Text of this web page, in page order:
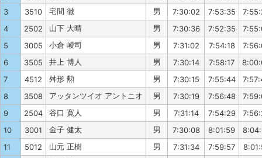
3
3510 宅間 徹 男 7:30:02 7:53:35
4
2502 山下 大晴 男 7:30:36 7:52:35
5
3005 小倉 崚司 男 7:31:02 7:54:18
6
3505 井上 博人 男 7:30:14 7:58:17
7
4512 舛形 勲 男 7:30:15 7:55:44
8
3508 アッタンツイオ アントニオ 男 7:30:19 7:56:48
9
2504 谷口 寛人 男 7:31:14 7:54:29
10
3001 金子 健太 男 7:30:08 8:01:59
11
5012 山元 正樹 男 7:31:34 7:59:57